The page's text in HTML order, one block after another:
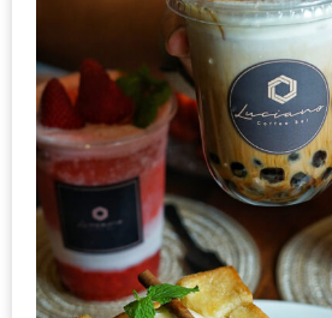
มากมาย
MAPS
MY
ACCOUNT
NEW